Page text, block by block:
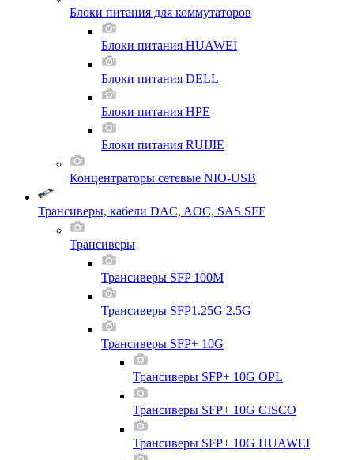
Блоки питания для коммутаторов
Блоки питания HUAWEI
Блоки питания DELL
Блоки питания HPE
Блоки питания RUIJIE
Концентраторы сетевые NIO-USB
Трансиверы, кабели DAC, AOC, SAS SFF
Трансиверы
Трансиверы SFP 100M
Трансиверы SFP1.25G 2.5G
Трансиверы SFP+ 10G
Трансиверы SFP+ 10G OPL
Трансиверы SFP+ 10G CISCO
Трансиверы SFP+ 10G HUAWEI